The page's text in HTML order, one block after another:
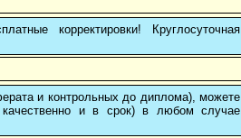
корректировки! Круглосуточная
и контрольных до диплома), можете
и в срок) в любом случае